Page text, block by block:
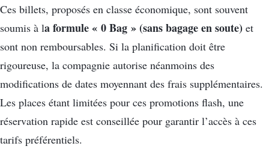
Ces billets, proposés en classe économique, sont souvent
soumis à la formule « 0 Bag » (sans bagage en soute) et
sont non remboursables. Si la planification doit être
rigoureuse, la compagnie autorise néanmoins des
modifications de dates moyennant des frais supplémentaires.
Les places étant limitées pour ces promotions flash, une
réservation rapide est conseillée pour garantir l’accès à ces
tarifs préférentiels.